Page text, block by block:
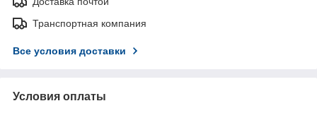
Транспортная компания
Все условия доставки
Условия оплаты